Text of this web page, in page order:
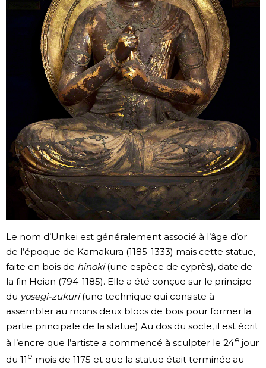
Le nom d’Unkei est généralement associé à l’âge d’or
de l’époque de Kamakura (1185-1333) mais cette statue,
faite en bois de hinoki(une espèce de cyprès), date de
la fin Heian (794-1185). Elle a été conçue sur le principe
du yosegi-zukuri(une technique qui consiste à
assembler au moins deux blocs de bois pour former la
partie principale de la statue) Au dos du socle, il est écrit
à l’encre que l’artiste a commencé à sculpter le 24e jour
du 11 e mois de 1175 et que la statue était terminée au